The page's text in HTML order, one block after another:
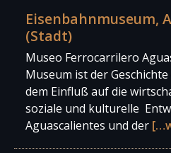
Eisenbahnmuseum,
(Stadt)
Museo Ferrocarrilero
Museum ist der
dem Einfluß auf die
soziale und kulturelle
Aguascalientes und der